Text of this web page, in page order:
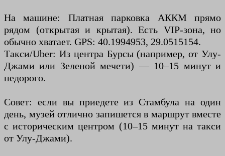
На машине: Платная парковка АККМ прямо
рядом (открытая и крытая). Есть VIP-зона, но
обычно хватает. GPS: 40.1994953, 29.0515154.
Такси/Uber: Из центра Бурсы (например, от Улу-
Джами или Зеленой мечети) — 10–15 минут и
недорого.
Совет: если вы приедете из Стамбула на один
день, музей отлично запишется в маршрут вместе
с историческим центром (10–15 минут на такси
от Улу-Джами).